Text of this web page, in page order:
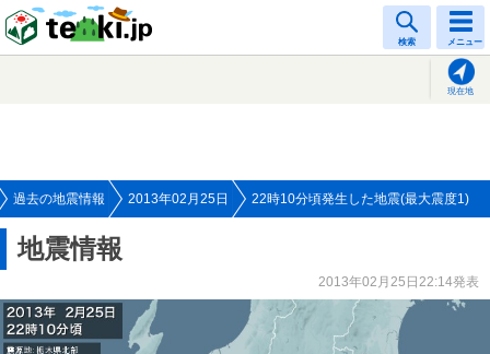
検索 メニュー
現在地
過去の地震情報 2013年02月25日 22時10分頃発生した地震(最大震度1)
地震情報
2013年02月25日22:14発表